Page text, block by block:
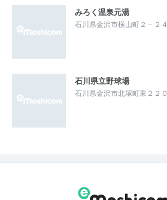
みろく温泉元湯
石川県金沢市横山町２－２４
石川県立野球場
石川県金沢市北塚町東２２０